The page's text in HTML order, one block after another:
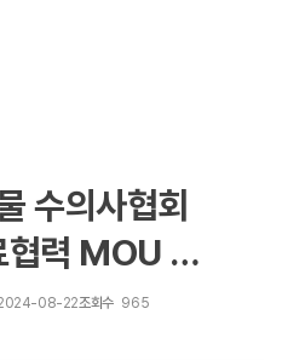
수의사협회
력 MOU 협
08-22조회수 965